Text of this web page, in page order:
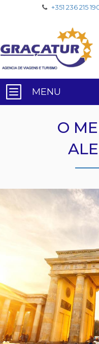
+351 236 215
MENU
O